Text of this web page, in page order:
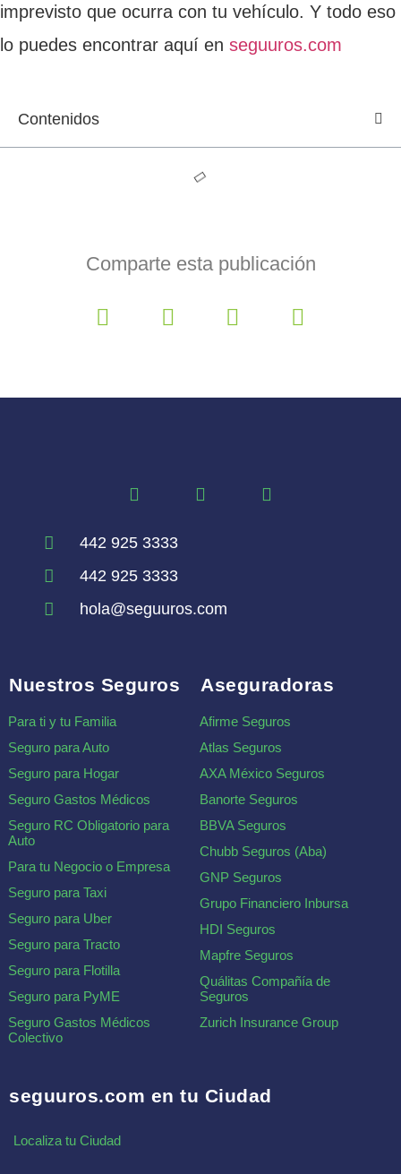
imprevisto que ocurra con tu vehículo. Y todo eso
lo puedes encontrar aquí en seguuros.com
Contenidos
Comparte esta publicación
442 925 3333
442 925 3333
hola@seguuros.com
Nuestros Seguros
Para ti y tu Familia
Seguro para Auto
Seguro para Hogar
Seguro Gastos Médicos
Seguro RC Obligatorio para
Auto
Para tu Negocio o Empresa
Seguro para Taxi
Seguro para Uber
Seguro para Tracto
Seguro para Flotilla
Seguro para PyME
Seguro Gastos Médicos
Colectivo
Aseguradoras
Afirme Seguros
Atlas Seguros
AXA México Seguros
Banorte Seguros
BBVA Seguros
Chubb Seguros (Aba)
GNP Seguros
Grupo Financiero Inbursa
HDI Seguros
Mapfre Seguros
Quálitas Compañía de
Seguros
Zurich Insurance Group
seguuros.com en tu Ciudad
Localiza tu Ciudad